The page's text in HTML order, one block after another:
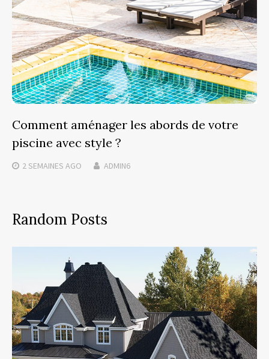
Comment aménager les abords de votre
piscine avec style ?
2 SEMAINES AGO ADMIN6
Random Posts